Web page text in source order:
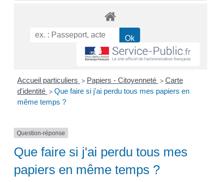
Accueil particuliers > Papiers - Citoyenneté > Carte
d'identité > Que faire si j'ai perdu tous mes papiers en
même temps ?
Question-réponse
Que faire si j'ai perdu tous mes
papiers en même temps ?